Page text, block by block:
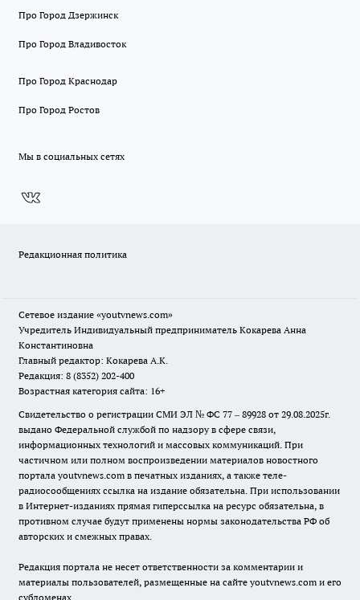
Про Город Дзержинск
Про Город Владивосток
Про Город Краснодар
Про Город Ростов
Мы в социальных сетях
Редакционная политика
Сетевое издание «youtvnews.com»
Учредитель Индивидуальный предприниматель Кокарева Анна
Константиновна
Главный редактор: Кокарева А.К.
Редакция: 8 (8352) 202-400
Возрастная категория сайта: 16+
Свидетельство о регистрации СМИ ЭЛ № ФС 77 – 89928 от 29.08.2025г.
выдано Федеральной службой по надзору в сфере связи,
информационных технологий и массовых коммуникаций. При
частичном или полном воспроизведении материалов новостного
портала youtvnews.com в печатных изданиях, а также теле-
радиосообщениях ссылка на издание обязательна. При использовании
в Интернет-изданиях прямая гиперссылка на ресурс обязательна, в
противном случае будут применены нормы законодательства РФ об
авторских и смежных правах.
Редакция портала не несет ответственности за комментарии и
материалы пользователей, размещенные на сайте youtvnews.com и его
субдоменах.